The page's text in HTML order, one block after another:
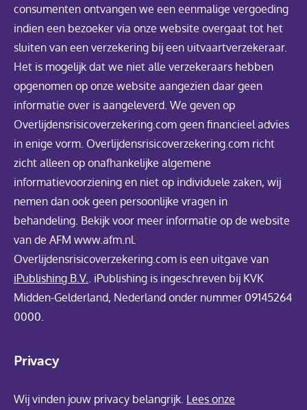
consumenten ontvangen we een eenmalige vergoeding
indien een bezoeker via onze website overgaat tot het
sluiten van een verzekering bij een uitvaartverzekeraar.
Het is mogelijk dat we niet alle verzekeraars hebben
opgenomen op onze website aangezien daar geen
informatie over is aangeleverd. We geven op
Overlijdensrisicoverzekering.com geen financieel advies
in enige vorm. Overlijdensrisicoverzekering.com richt
zicht alleen op onafhankelijke algemene
informatievoorziening en niet op individuele zaken, wij
nemen dan ook geen persoonlijke vragen in
behandeling. Bekijk voor meer informatie op de website
van de AFM www.afm.nl.
Overlijdensrisicoverzekering.com is een uitgave van
iPublishing B.V. . iPublishing is ingeschreven bij KVK
Midden-Gelderland, Nederland onder nummer 09145264
0000.
Privacy
Wij vinden jouw privacy belangrijk. Lees onze